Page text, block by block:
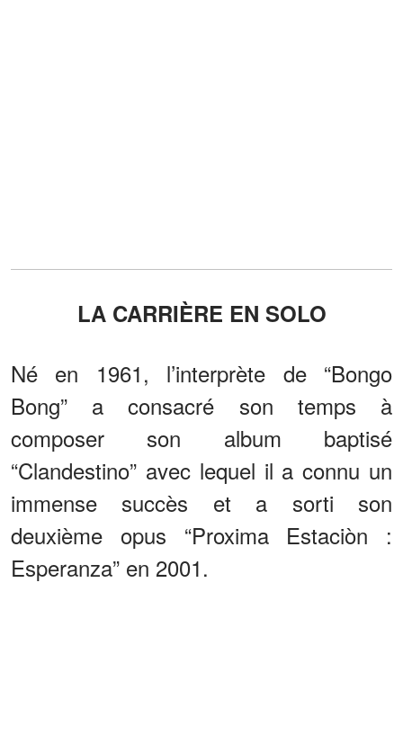
LA CARRIÈRE EN SOLO
Né en 1961, l’interprète de “Bongo
Bong” a consacré son temps à
composer son album baptisé
“Clandestino” avec lequel il a connu un
immense succès et a sorti son
deuxième opus “Proxima Estaciòn :
Esperanza” en 2001.